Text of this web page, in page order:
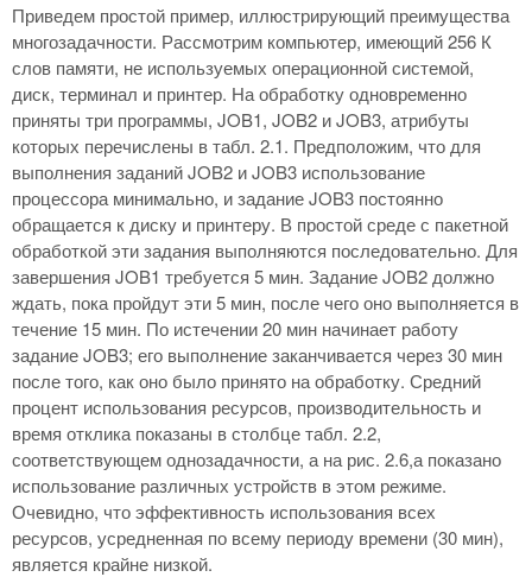
Приведем простой пример, иллюстрирующий преимущества
многозадачности. Рассмотрим компьютер, имеющий 256 К
слов памяти, не используемых операционной системой,
диск, терминал и принтер. На обработку одновременно
приняты три программы, JOB1, JOB2 и JOB3, атрибуты
которых перечислены в табл. 2.1. Предположим, что для
выполнения заданий JOB2 и JOB3 использование
процессора минимально, и задание JOB3 постоянно
обращается к диску и принтеру. В простой среде с пакетной
обработкой эти задания выполняются последовательно. Для
завершения JOB1 требуется 5 мин. Задание JOB2 должно
ждать, пока пройдут эти 5 мин, после чего оно выполняется в
течение 15 мин. По истечении 20 мин начинает работу
задание JOB3; его выполнение заканчивается через 30 мин
после того, как оно было принято на обработку. Средний
процент использования ресурсов, производительность и
время отклика показаны в столбце табл. 2.2,
соответствующем однозадачности, а на рис. 2.6,а показано
использование различных устройств в этом режиме.
Очевидно, что эффективность использования всех
ресурсов, усредненная по всему периоду времени (30 мин),
является крайне низкой.